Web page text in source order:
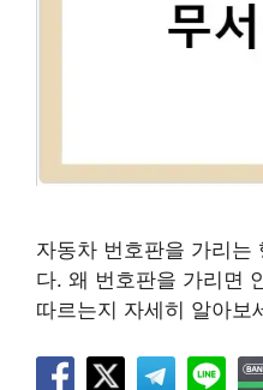
자동차 번호판을 가리는
다. 왜 번호판을 가리면
따르는지 자세히 알아보